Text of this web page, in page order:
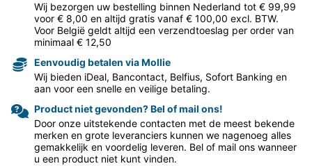
Wij bezorgen uw bestelling binnen Nederland tot € 99,99
voor € 8,00 en altijd gratis vanaf € 100,00 excl. BTW.
Voor België geldt altijd een verzendtoeslag per order van
minimaal € 12,50
Eenvoudig betalen via Mollie
Wij bieden iDeal, Bancontact, Belfius, Sofort Banking en
aan voor een snelle en veilige betaling.
Product niet gevonden? Bel of mail ons!
Door onze uitstekende contacten met de meest bekende
merken en grote leveranciers kunnen we nagenoeg alles
gemakkelijk en voordelig leveren. Bel of mail ons wanneer
u een product niet kunt vinden.